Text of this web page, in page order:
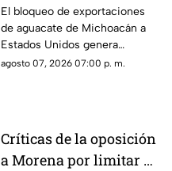
el bloqueo de Estados
Unidos al aguacate de
Michoacán
El bloqueo de exportaciones
de aguacate de Michoacán a
Estados Unidos genera
pérdidas millonarias.
agosto 07, 2026 07:00 p. m.
Críticas de la oposición
a Morena por limitar el